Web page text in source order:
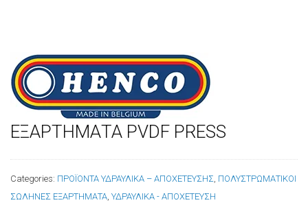
ΕΞΑΡΤΗΜΑΤΑ PVDF PRESS
Categories: ΠΡΟΪΟΝΤΑ ΥΔΡΑΥΛΙΚΑ – ΑΠΟΧΕΤΕΥΣΗΣ ΠΟΛΥΣΤΡΩΜΑΤΙΚΟΙ
ΣΩΛΗΝΕΣ ΕΞΑΡΤΗΜΑΤΑ ΥΔΡΑΥΛΙΚΑ - ΑΠΟΧΕΤΕΥΣΗ